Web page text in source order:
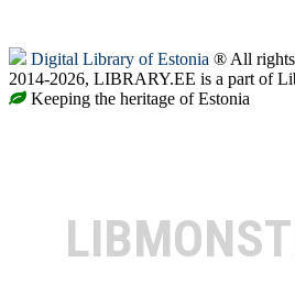
Digital Library of Estonia ® All rights
2014-2026, LIBRARY.EE is a part of
Keeping the heritage of Estonia